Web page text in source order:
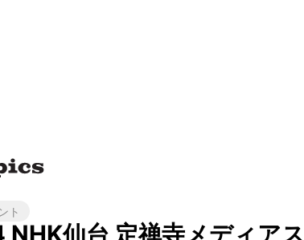
ト
NHK仙台 定禅寺メディアス